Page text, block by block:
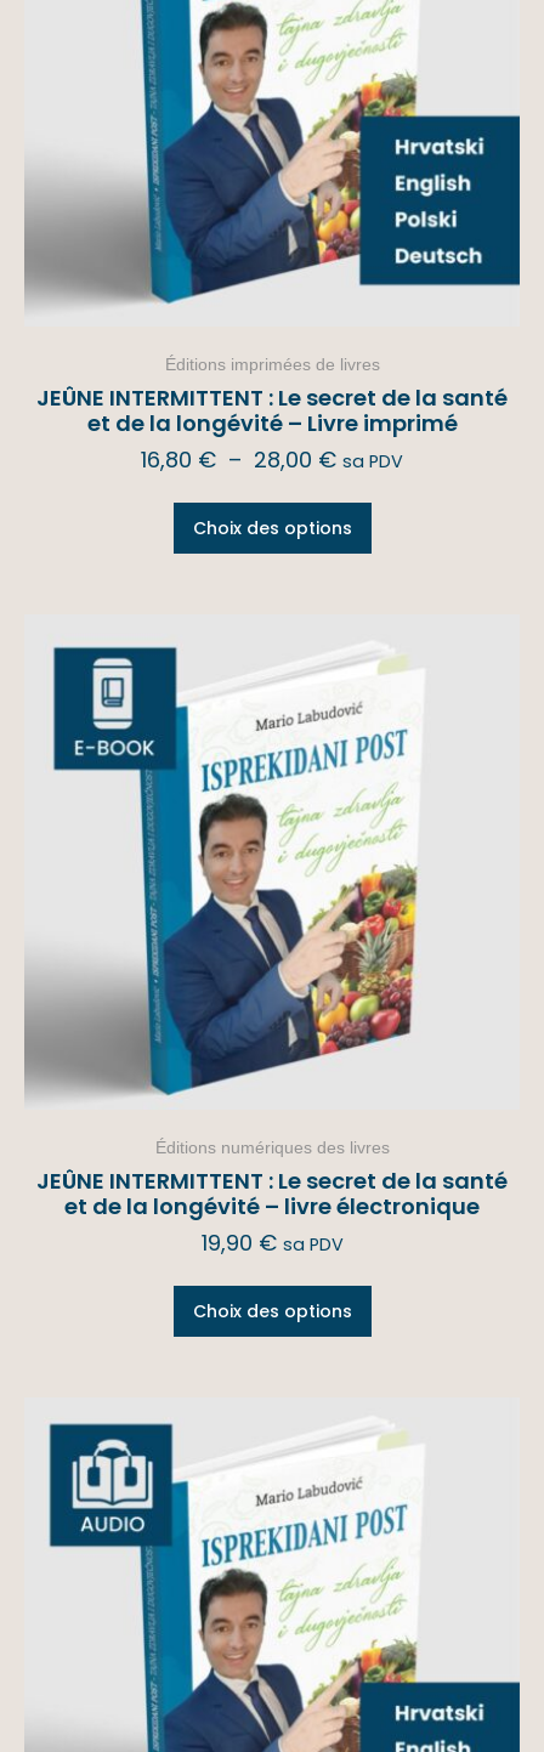
Éditions imprimées de livres
JEÛNE INTERMITTENT : Le secret de la santé
et de la longévité – Livre imprimé
16,80 € – 28,00 € sa PDV
Choix des options
Éditions numériques des livres
JEÛNE INTERMITTENT : Le secret de la santé
et de la longévité – livre électronique
19,90 € sa PDV
Choix des options